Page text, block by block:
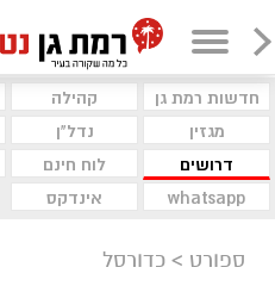
חדשות רמת גן קהילה
מגזין
נדל"ן
דרושים
לוח חינם
whatsapp
אינדקס
ספורט > כדורסל